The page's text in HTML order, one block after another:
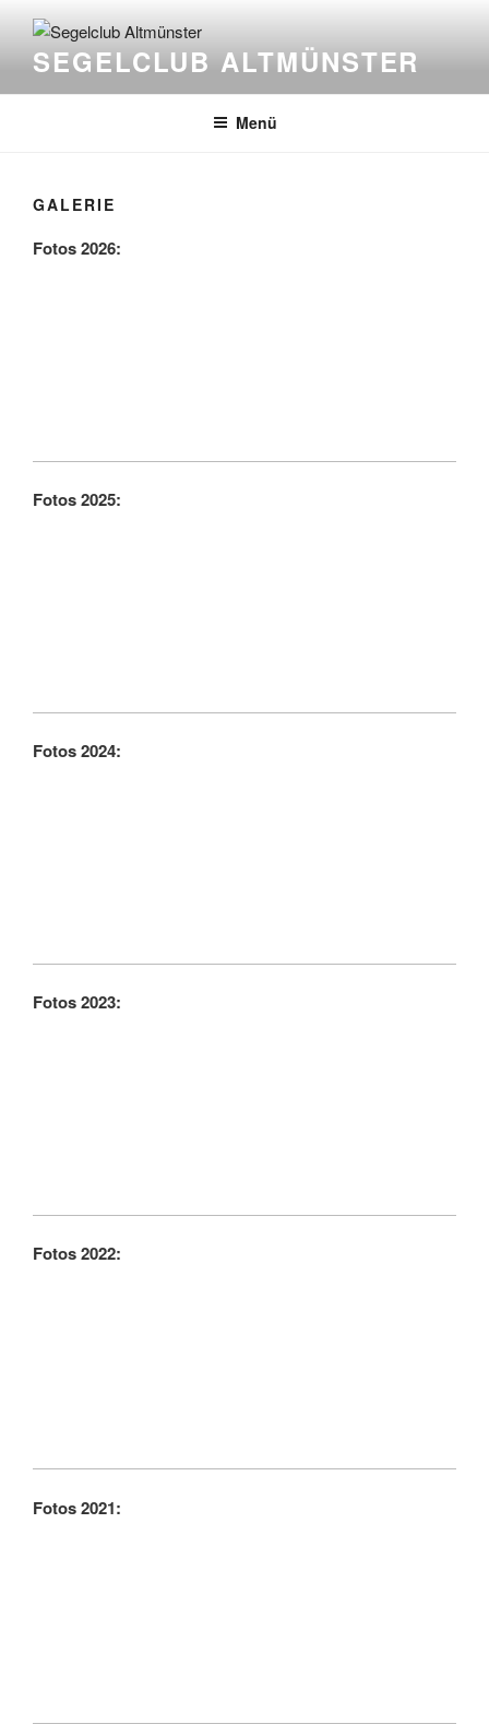
Inhalt
springenSEGELCLUB ALTMÜNSTER
Menü
GALERIE
Fotos 2026:
Fotos 2025:
Fotos 2024:
Fotos 2023:
Fotos 2022:
Fotos 2021: